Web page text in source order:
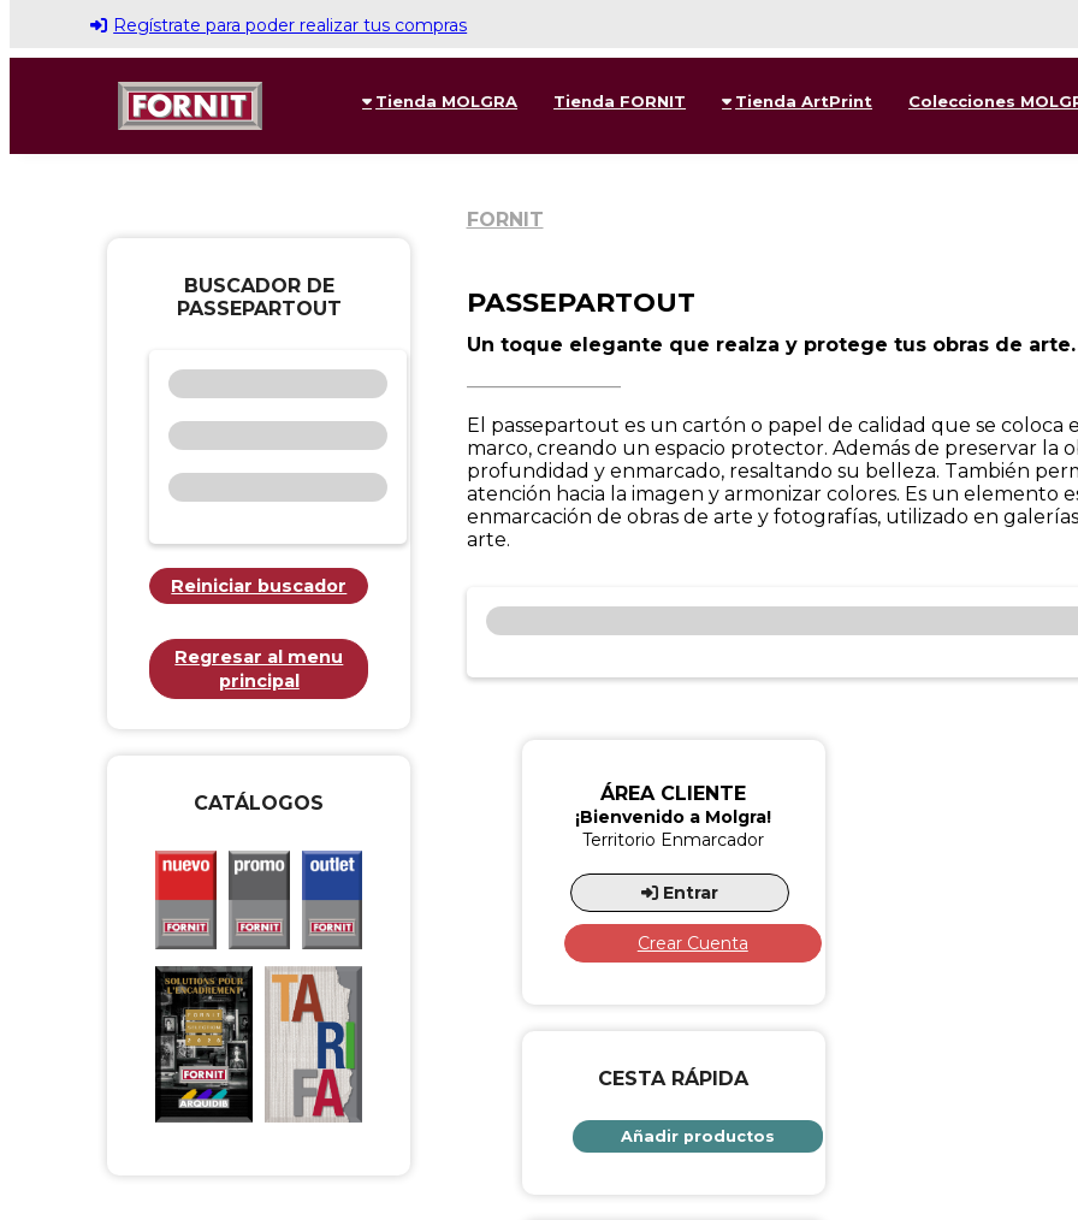
Tienda MOLGRA Tienda FORNIT Tienda ArtPrint Colecciones
Regístrate para poder realizar tus compras
BUSCADOR DE
PASSEPARTOUT
Reiniciar buscador
Regresar al menu
principal
CATÁLOGOS
FORNIT
PASSEPARTOUT
Un toque elegante que realza y protege tus obras de arte.
El passepartout es un cartón o papel de calidad que se coloca
marco, creando un espacio protector. Además de preservar la
profundidad y enmarcado, resaltando su belleza. También
atención hacia la imagen y armonizar colores. Es un elemento
enmarcación de obras de arte y fotografías, utilizado en
arte.
ÁREA CLIENTE
¡Bienvenido a Molgra!
Territorio Enmarcador
Entrar
Crear Cuenta
CESTA RÁPIDA
Añadir productos